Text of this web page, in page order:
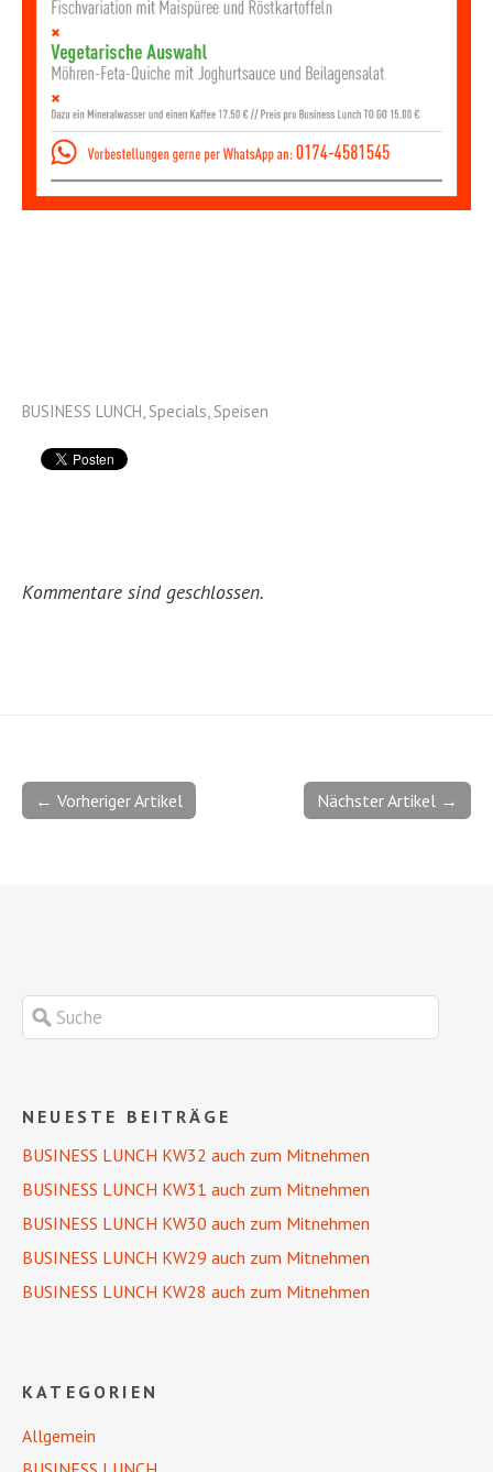
BUSINESS LUNCH Specials Speisen
Kommentare sind geschlossen.
Nächster Artikel →
← Vorheriger Artikel
NEUESTE BEITRÄGE
BUSINESS LUNCH KW32 auch zum Mitnehmen
BUSINESS LUNCH KW31 auch zum Mitnehmen
BUSINESS LUNCH KW30 auch zum Mitnehmen
BUSINESS LUNCH KW29 auch zum Mitnehmen
BUSINESS LUNCH KW28 auch zum Mitnehmen
KATEGORIEN
Allgemein